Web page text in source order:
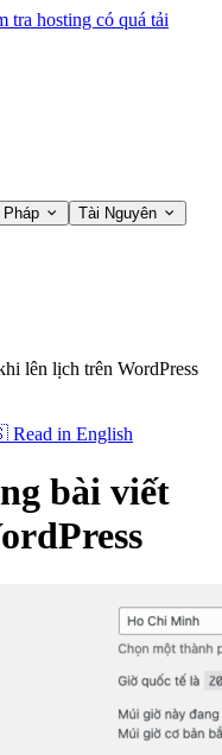
tra hosting có quá tải
Pháp Tài Nguyên
lên lịch trên WordPress
Read in English
bài viết